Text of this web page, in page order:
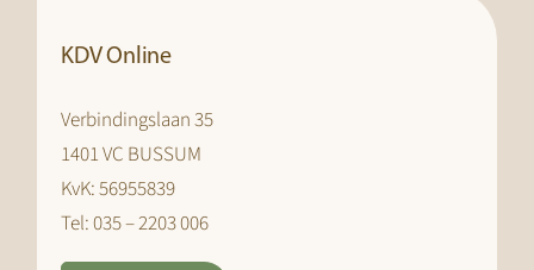
KDV Online
Verbindingslaan 35
1401 VC BUSSUM
KvK: 56955839
Tel: 035 – 2203 006